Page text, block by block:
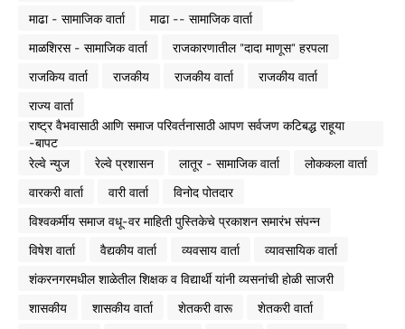
माढा - सामाजिक वार्ता
माढा -- सामाजिक वार्ता
माळशिरस - सामाजिक वार्ता
राजकारणातील "दादा माणूस" हरपला
राजकिय वार्ता
राजकीय राजकीय वार्ता
राजकीय वार्ता
राज्य वार्ता
राष्ट्र वैभवासाठी आणि समाज परिवर्तनासाठी आपण सर्वजण कटिबद्ध राहूया
-बापट
रेल्वे न्युज
रेल्वे प्रशासन लातूर - सामाजिक वार्ता
लोककला वार्ता
वारकरी वार्ता
वारी वार्ता
विनोद पोतदार
विश्वकर्मीय समाज वधू-वर माहिती पुस्तिकेचे प्रकाशन समारंभ संपन्न
विषेश वार्ता
वैद्यकीय वार्ता व्यवसाय वार्ता
व्यावसायिक वार्ता
शंकरनगरमधील शाळेतील शिक्षक व विद्यार्थी यांनी व्यसनांची होळी साजरी
शासकीय
शासकीय वार्ता शेतकरी वारू
शेतकरी वार्ता